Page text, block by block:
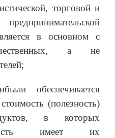
торговой и
в основном с
а не
обеспечивается
(полезность)
в которых
имеет их